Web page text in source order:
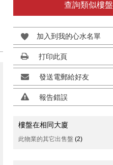
查詢類似樓盤
加入到我的心水名單
打印此頁
發送電郵給好友
報告錯誤
樓盤在相同大廈
此物業的其它出售盤 (2)